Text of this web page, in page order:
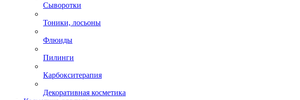
Сыворотки
Тоники, лосьоны
Флюиды
Пилинги
Карбокситерапия
Декоративная косметика